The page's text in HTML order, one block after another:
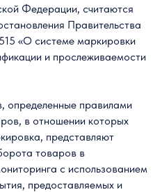
Федерации, считаются
Правительства
«О системе маркировки
и прослеживаемости
определенные правилами
в отношении которых
представляют
товаров в
с использованием
предоставляемых и